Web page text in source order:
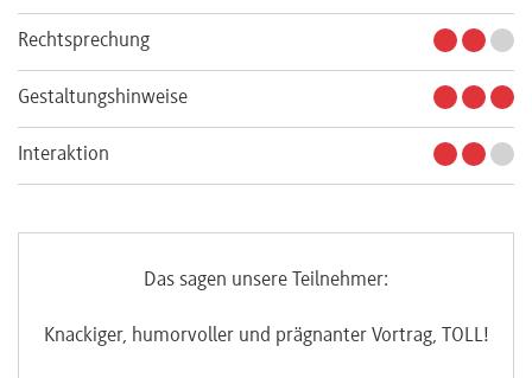
Rechtsprechung
Gestaltungshinweise
Interaktion
Das sagen unsere Teilnehmer:
Knackiger, humorvoller und prägnanter Vortrag, TOLL!